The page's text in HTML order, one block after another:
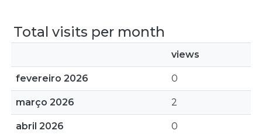
Total visits per month
views
fevereiro 2026 0
março 2026 2
abril 2026 0